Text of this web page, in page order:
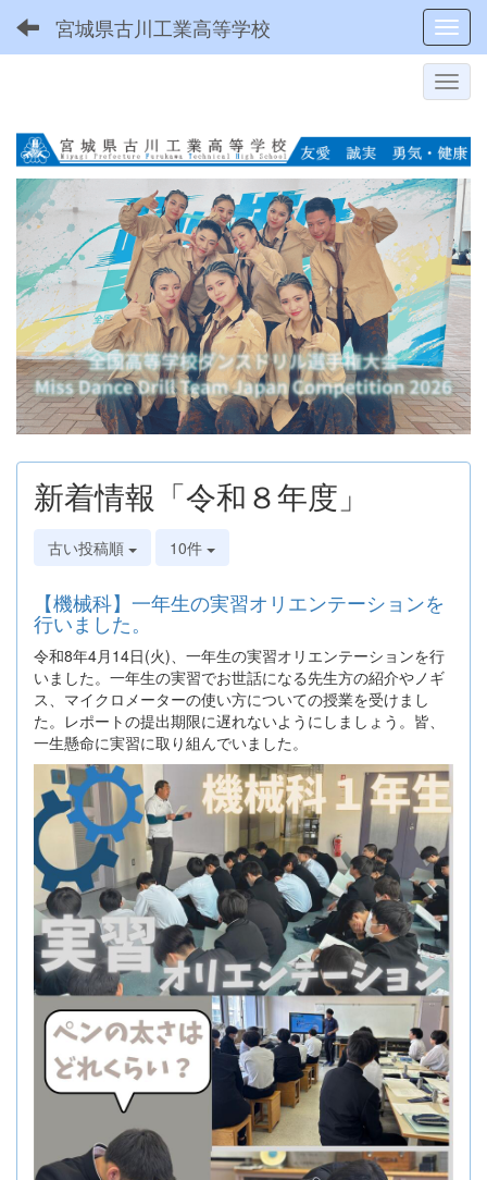
宮城県古川工業高等学校
新着情報「令和８年度」
古い投稿順 10件
【機械科】一年生の実習オリエンテーションを
行いました。
令和8年4月14日(火)、一年生の実習オリエンテーションを行
いました。一年生の実習でお世話になる先生方の紹介やノギ
ス、マイクロメーターの使い方についての授業を受けまし
た。レポートの提出期限に遅れないようにしましょう。皆、
一生懸命に実習に取り組んでいました。